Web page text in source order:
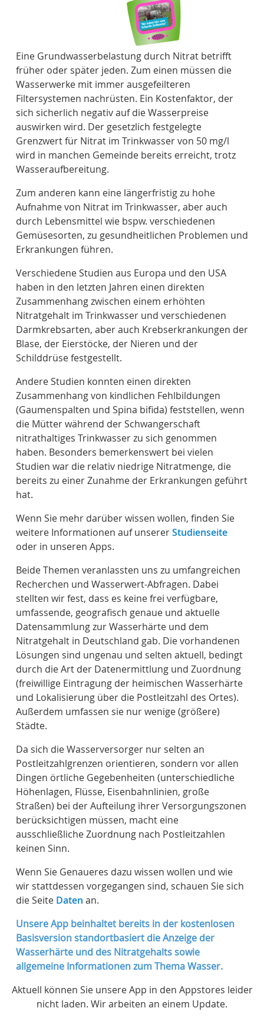
Eine Grundwasserbelastung durch Nitrat betrifft
früher oder später jeden. Zum einen müssen die
Wasserwerke mit immer ausgefeilteren
Filtersystemen nachrüsten. Ein Kostenfaktor, der
sich sicherlich negativ auf die Wasserpreise
auswirken wird. Der gesetzlich festgelegte
Grenzwert für Nitrat im Trinkwasser von 50 mg/l
wird in manchen Gemeinde bereits erreicht, trotz
Wasseraufbereitung.
Zum anderen kann eine längerfristig zu hohe
Aufnahme von Nitrat im Trinkwasser, aber auch
durch Lebensmittel wie bspw. verschiedenen
Gemüsesorten, zu gesundheitlichen Problemen und
Erkrankungen führen.
Verschiedene Studien aus Europa und den USA
haben in den letzten Jahren einen direkten
Zusammenhang zwischen einem erhöhten
Nitratgehalt im Trinkwasser und verschiedenen
Darmkrebsarten, aber auch Krebserkrankungen der
Blase, der Eierstöcke, der Nieren und der
Schilddrüse festgestellt.
Andere Studien konnten einen direkten
Zusammenhang von kindlichen Fehlbildungen
(Gaumenspalten und Spina bifida) feststellen, wenn
die Mütter während der Schwangerschaft
nitrathaltiges Trinkwasser zu sich genommen
haben. Besonders bemerkenswert bei vielen
Studien war die relativ niedrige Nitratmenge, die
bereits zu einer Zunahme der Erkrankungen geführt
hat.
Wenn Sie mehr darüber wissen wollen, finden Sie
weitere Informationen auf unsererStudienseite
oder in unseren Apps.
Beide Themen veranlassten uns zu umfangreichen
Recherchen und Wasserwert-Abfragen. Dabei
stellten wir fest, dass es keine frei verfügbare,
umfassende, geografisch genaue und aktuelle
Datensammlung zur Wasserhärte und dem
Nitratgehalt in Deutschland gab. Die vorhandenen
Lösungen sind ungenau und selten aktuell, bedingt
durch die Art der Datenermittlung und Zuordnung
(freiwillige Eintragung der heimischen Wasserhärte
und Lokalisierung über die Postleitzahl des Ortes).
Außerdem umfassen sie nur wenige (größere)
Städte.
Da sich die Wasserversorger nur selten an
Postleitzahlgrenzen orientieren, sondern vor allen
Dingen örtliche Gegebenheiten (unterschiedliche
Höhenlagen, Flüsse, Eisenbahnlinien, große
Straßen) bei der Aufteilung ihrer Versorgungszonen
berücksichtigen müssen, macht eine
ausschließliche Zuordnung nach Postleitzahlen
keinen Sinn.
Wenn Sie Genaueres dazu wissen wollen und wie
wir stattdessen vorgegangen sind, schauen Sie sich
die Seite Daten an.
Unsere App beinhaltet bereits in der kostenlosen
Basisversion standortbasiert die Anzeige der
Wasserhärte und des Nitratgehalts sowie
allgemeine Informationen zum Thema Wasser.
Aktuell können Sie unsere App in den Appstores leider
nicht laden. Wir arbeiten an einem Update.